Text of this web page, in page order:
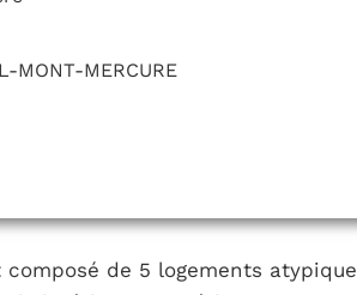
MONT-MERCURE
composé de 5 logements